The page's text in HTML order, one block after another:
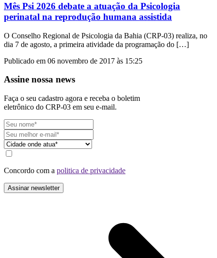
Mês Psi 2026 debate a atuação da Psicologia
perinatal na reprodução humana assistida
O Conselho Regional de Psicologia da Bahia (CRP-03) realiza, no
dia 7 de agosto, a primeira atividade da programação do […]
Publicado em 06 novembro de 2017 às 15:25
Assine nossa news
Faça o seu cadastro agora e receba o boletim
eletrônico do CRP-03 em seu e-mail.
Concordo com a politica de privacidade